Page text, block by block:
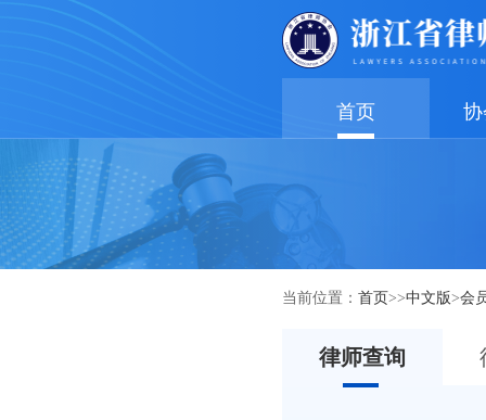
首页
当前位置： 首页>>中文版>会
律师查询